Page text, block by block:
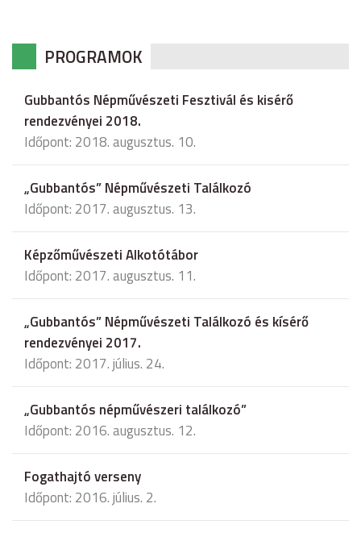
PROGRAMOK
Gubbantós Népművészeti Fesztivál és kisérő
rendezvényei 2018.
Időpont: 2018. augusztus. 10.
„Gubbantós” Népművészeti Találkozó
Időpont: 2017. augusztus. 13.
Képzőművészeti Alkotótábor
Időpont: 2017. augusztus. 11.
„Gubbantós” Népművészeti Találkozó és kísérő
rendezvényei 2017.
Időpont: 2017. július. 24.
„Gubbantós népművészeri találkozó”
Időpont: 2016. augusztus. 12.
Fogathajtó verseny
Időpont: 2016. július. 2.